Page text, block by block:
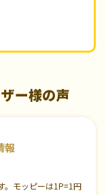
ー様の声
報
。モッピーは1P=1円